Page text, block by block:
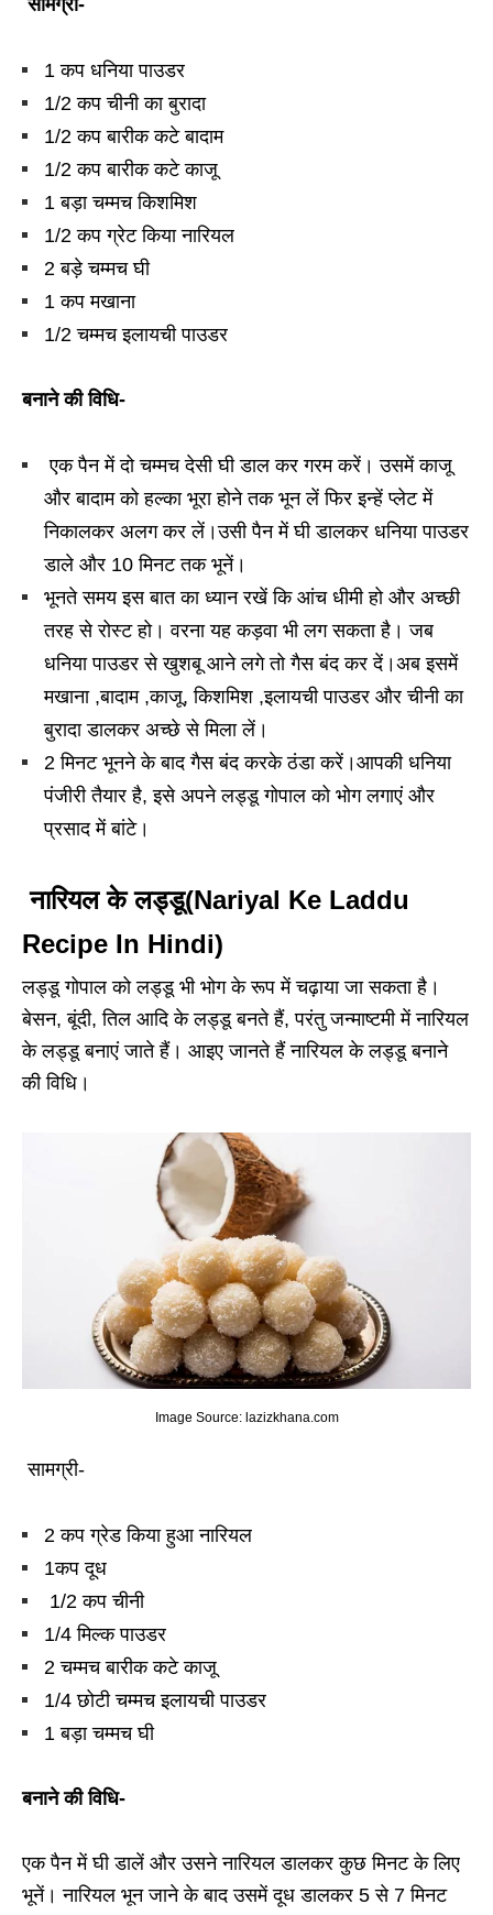
सामग्री-
1 कप धनिया पाउडर
1/2 कप चीनी का बुरादा
1/2 कप बारीक कटे बादाम
1/2 कप बारीक कटे काजू
1 बड़ा चम्मच किशमिश
1/2 कप ग्रेट किया नारियल
2 बड़े चम्मच घी
1 कप मखाना
1/2 चम्मच इलायची पाउडर
बनाने की विधि-
एक पैन में दो चम्मच देसी घी डाल कर गरम करें। उसमें काजू
और बादाम को हल्का भूरा होने तक भून लें फिर इन्हें प्लेट में
निकालकर अलग कर लें।उसी पैन में घी डालकर धनिया पाउडर
डाले और 10 मिनट तक भूनें।
भूनते समय इस बात का ध्यान रखें कि आंच धीमी हो और अच्छी
तरह से रोस्ट हो। वरना यह कड़वा भी लग सकता है। जब
धनिया पाउडर से खुशबू आने लगे तो गैस बंद कर दें।अब इसमें
मखाना ,बादाम ,काजू, किशमिश ,इलायची पाउडर और चीनी का
बुरादा डालकर अच्छे से मिला लें।
2 मिनट भूनने के बाद गैस बंद करके ठंडा करें।आपकी धनिया
पंजीरी तैयार है, इसे अपने लड्डू गोपाल को भोग लगाएं और
प्रसाद में बांटे।
नारियल के लड्डू(Nariyal Ke Laddu
Recipe In Hindi)
लड्डू गोपाल को लड्डू भी भोग के रूप में चढ़ाया जा सकता है।
बेसन, बूंदी, तिल आदि के लड्डू बनते हैं, परंतु जन्माष्टमी में नारियल
के लड्डू बनाएं जाते हैं। आइए जानते हैं नारियल के लड्डू बनाने
की विधि।
Image Source: lazizkhana.com
सामग्री-
2 कप ग्रेड किया हुआ नारियल
1कप दूध
1/2 कप चीनी
1/4 मिल्क पाउडर
2 चम्मच बारीक कटे काजू
1/4 छोटी चम्मच इलायची पाउडर
1 बड़ा चम्मच घी
बनाने की विधि-
एक पैन में घी डालें और उसने नारियल डालकर कुछ मिनट के लिए
भूनें। नारियल भून जाने के बाद उसमें दूध डालकर 5 से 7 मिनट